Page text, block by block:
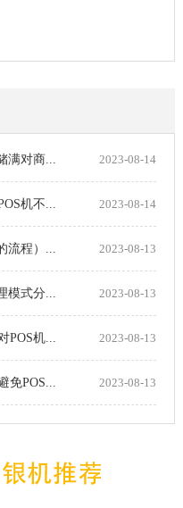
满对商... 2023-08-14
机不... 2023-08-14
流程）... 2023-08-13
模式分... 2023-08-13
POS机... 2023-08-13
免POS... 2023-08-13